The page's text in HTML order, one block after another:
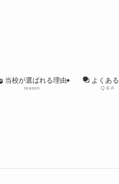
当校が選ばれる理由
reason
よくあ
Q & A